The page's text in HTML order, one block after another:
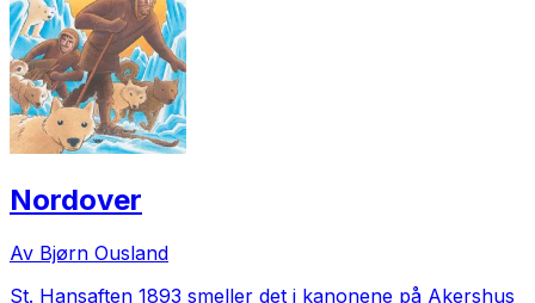
Nordover
Av Bjørn Ousland
St. Hansaften 1893 smeller det i kanonene på Akershus